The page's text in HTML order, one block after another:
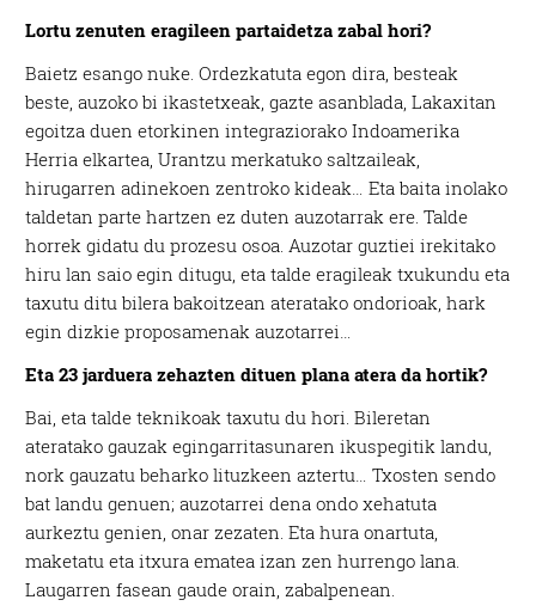
Lortu zenuten eragileen partaidetza zabal hori?
Baietz esango nuke. Ordezkatuta egon dira, besteak
beste, auzoko bi ikastetxeak, gazte asanblada, Lakaxitan
egoitza duen etorkinen integraziorako Indoamerika
Herria elkartea, Urantzu merkatuko saltzaileak,
hirugarren adinekoen zentroko kideak… Eta baita inolako
taldetan parte hartzen ez duten auzotarrak ere. Talde
horrek gidatu du prozesu osoa. Auzotar guztiei irekitako
hiru lan saio egin ditugu, eta talde eragileak txukundu eta
taxutu ditu bilera bakoitzean ateratako ondorioak, hark
egin dizkie proposamenak auzotarrei…
Eta 23 jarduera zehazten dituen plana atera da hortik?
Bai, eta talde teknikoak taxutu du hori. Bileretan
ateratako gauzak egingarritasunaren ikuspegitik landu,
nork gauzatu beharko lituzkeen aztertu… Txosten sendo
bat landu genuen; auzotarrei dena ondo xehatuta
aurkeztu genien, onar zezaten. Eta hura onartuta,
maketatu eta itxura ematea izan zen hurrengo lana.
Laugarren fasean gaude orain, zabalpenean.